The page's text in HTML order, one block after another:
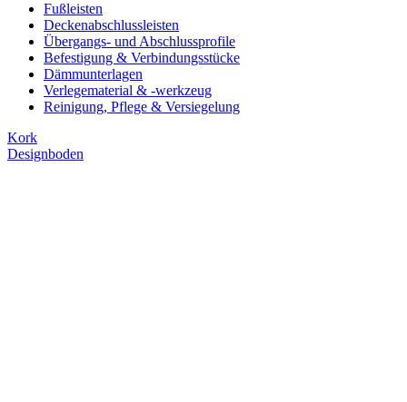
Fußleisten
Deckenabschlussleisten
Übergangs- und Abschlussprofile
Befestigung & Verbindungsstücke
Dämmunterlagen
Verlegematerial & -werkzeug
Reinigung, Pflege & Versiegelung
Kork
Designboden